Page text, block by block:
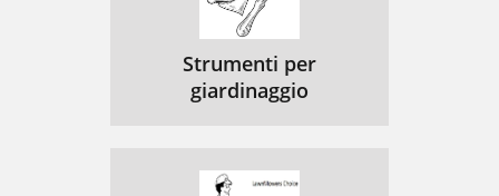
Strumenti per
giardinaggio